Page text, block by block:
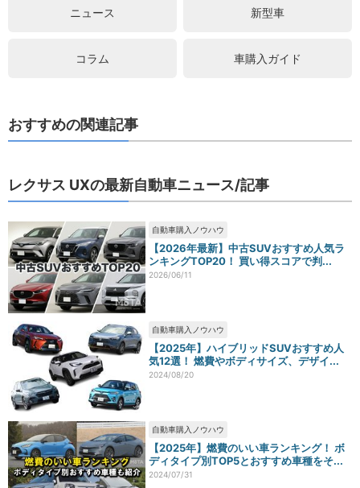
ニュース 新型車
コラム 車購入ガイド
おすすめの関連記事
レクサス UXの最新自動車ニュース/記事
自動車購入ノウハウ
【2026年最新】中古SUVおすすめ人気ラ
ンキングTOP20！ 買い得スコアで判...
2026/06/11
自動車購入ノウハウ
【2025年】ハイブリッドSUVおすすめ人
気12選！ 燃費やボディサイズ、デザイ...
2024/08/20
自動車購入ノウハウ
【2025年】燃費のいい車ランキング！ ボ
ディタイプ別TOP5とおすすめ車種をそ...
2024/07/31